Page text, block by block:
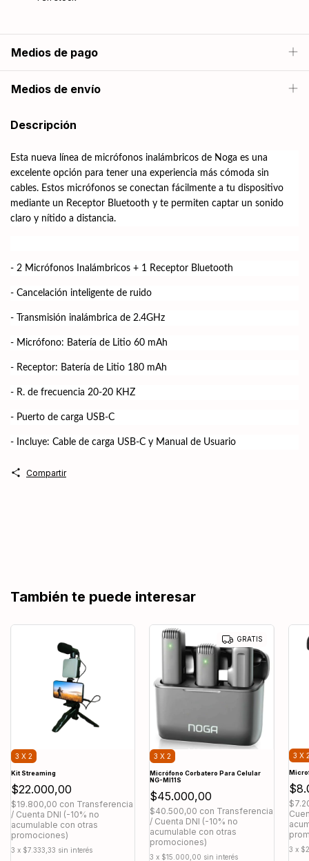
Medios de pago
Medios de envío
Descripción
Esta nueva línea de micrófonos inalámbricos de Noga es una
excelente opción para tener una experiencia más cómoda sin
cables. Estos micrófonos se conectan fácilmente a tu dispositivo
mediante un Receptor Bluetooth y te permiten captar un sonido
claro y nítido a distancia.
- 2 Micrófonos Inalámbricos + 1 Receptor Bluetooth
- Cancelación inteligente de ruido
- Transmisión inalámbrica de 2.4GHz
- Micrófono: Batería de Litio 60 mAh
- Receptor: Batería de Litio 180 mAh
- R. de frecuencia 20-20 KHZ
- Puerto de carga USB-C
- Incluye: Cable de carga USB-C y Manual de Usuario
Compartir
También te puede interesar
3 X 2
Kit Streaming
$22.000,00
$19.800,00 con Transferencia
/ Cuenta DNI (-10% no
acumulable con otras
promociones)
3 x $7.333,33 sin interés
GRATIS
3 X 2
Micrófono Corbatero Para Celular
NG-MI11S
$45.000,00
$40.500,00 con Transferencia
/ Cuenta DNI (-10% no
acumulable con otras
promociones)
3 x $15.000,00 sin interés
3 X
3 x